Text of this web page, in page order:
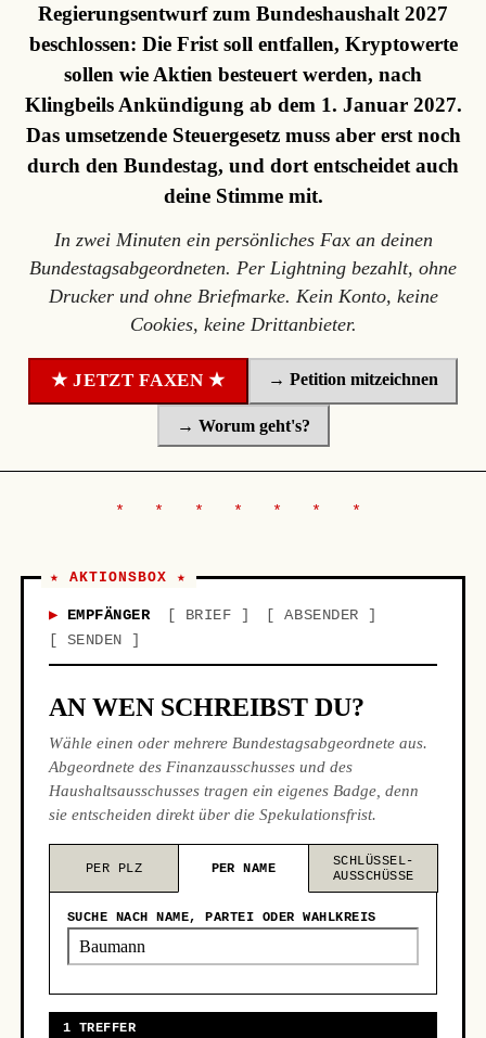
Regierungsentwurf zum Bundeshaushalt 2027
beschlossen: Die Frist soll entfallen, Kryptowerte
sollen wie Aktien besteuert werden, nach
Klingbeils Ankündigung ab dem 1. Januar 2027.
Das umsetzende Steuergesetz muss aber erst noch
durch den Bundestag, und dort entscheidet auch
deine Stimme mit.
In zwei Minuten ein persönliches Fax an deinen
Bundestagsabgeordneten. Per Lightning bezahlt, ohne
Drucker und ohne Briefmarke. Kein Konto, keine
Cookies, keine Drittanbieter.
★ JETZT FAXEN ★ → Petition mitzeichnen
→ Worum geht's?
★ AKTIONSBOX ★
EMPFÄNGER BRIEF
ABSENDER
SENDEN
AN WEN SCHREIBST DU?
Wähle einen oder mehrere Bundestagsabgeordnete aus.
Abgeordnete des Finanzausschusses und des
Haushaltsausschusses tragen ein eigenes Badge, denn
sie entscheiden direkt über die Spekulationsfrist.
PER PLZ PER NAME
SCHLÜSSEL-
AUSSCHÜSSE
SUCHE NACH NAME, PARTEI ODER WAHLKREIS
1 TREFFER